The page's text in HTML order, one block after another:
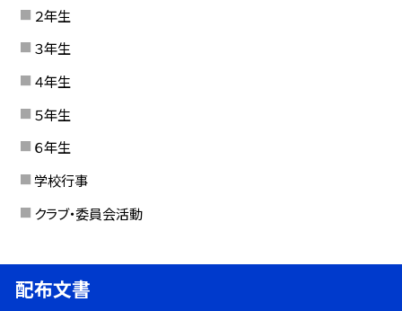
２年生
３年生
４年生
５年生
６年生
学校行事
クラブ・委員会活動
配布文書